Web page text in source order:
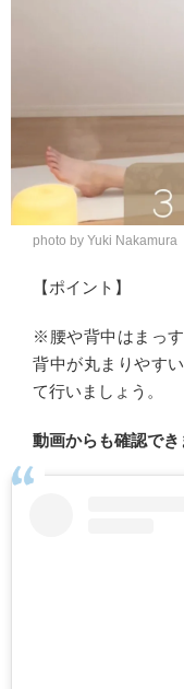
photo by Yuki Nakamura
【ポイント】
※腰や背中はまっ
背中が丸まりやす
て行いましょう。
動画からも確認でき